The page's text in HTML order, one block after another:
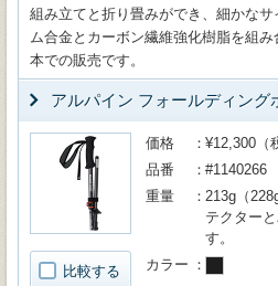
組み立てと折り畳みができ、細かな
ム合金とカーボン繊維強化樹脂を組
本での販売です。
アルパイン フォールディング
比較する
価格
¥12,300（
品番
#1140266
重量
213g（
テクター
す。
カラー